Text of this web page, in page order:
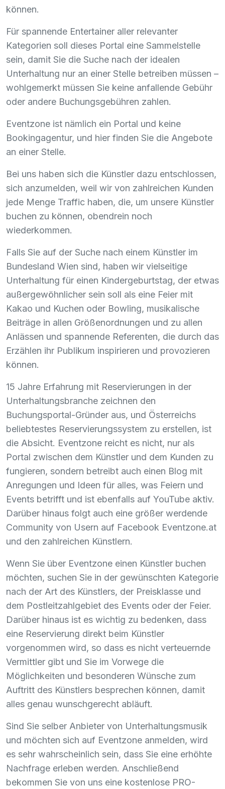
können.
Für spannende Entertainer aller relevanter
Kategorien soll dieses Portal eine Sammelstelle
sein, damit Sie die Suche nach der idealen
Unterhaltung nur an einer Stelle betreiben müssen –
wohlgemerkt müssen Sie keine anfallende Gebühr
oder andere Buchungsgebühren zahlen.
Eventzone ist nämlich ein Portal und keine
Bookingagentur, und hier finden Sie die Angebote
an einer Stelle.
Bei uns haben sich die Künstler dazu entschlossen,
sich anzumelden, weil wir von zahlreichen Kunden
jede Menge Traffic haben, die, um unsere Künstler
buchen zu können, obendrein noch
wiederkommen.
Falls Sie auf der Suche nach einem Künstler im
Bundesland Wien sind, haben wir vielseitige
Unterhaltung für einen Kindergeburtstag, der etwas
außergewöhnlicher sein soll als eine Feier mit
Kakao und Kuchen oder Bowling, musikalische
Beiträge in allen Größenordnungen und zu allen
Anlässen und spannende Referenten, die durch das
Erzählen ihr Publikum inspirieren und provozieren
können.
15 Jahre Erfahrung mit Reservierungen in der
Unterhaltungsbranche zeichnen den
Buchungsportal-Gründer aus, und Österreichs
beliebtestes Reservierungssystem zu erstellen, ist
die Absicht. Eventzone reicht es nicht, nur als
Portal zwischen dem Künstler und dem Kunden zu
fungieren, sondern betreibt auch einen Blog mit
Anregungen und Ideen für alles, was Feiern und
Events betrifft und ist ebenfalls auf YouTube aktiv.
Darüber hinaus folgt auch eine größer werdende
Community von Usern auf Facebook Eventzone.at
und den zahlreichen Künstlern.
Wenn Sie über Eventzone einen Künstler buchen
möchten, suchen Sie in der gewünschten Kategorie
nach der Art des Künstlers, der Preisklasse und
dem Postleitzahlgebiet des Events oder der Feier.
Darüber hinaus ist es wichtig zu bedenken, dass
eine Reservierung direkt beim Künstler
vorgenommen wird, so dass es nicht verteuernde
Vermittler gibt und Sie im Vorwege die
Möglichkeiten und besonderen Wünsche zum
Auftritt des Künstlers besprechen können, damit
alles genau wunschgerecht abläuft.
Sind Sie selber Anbieter von Unterhaltungsmusik
und möchten sich auf Eventzone anmelden, wird
es sehr wahrscheinlich sein, dass Sie eine erhöhte
Nachfrage erleben werden. Anschließend
bekommen Sie von uns eine kostenlose PRO-